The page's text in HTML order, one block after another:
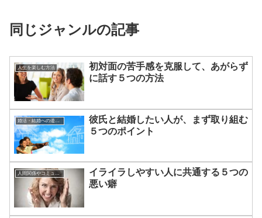
同じジャンルの記事
人生を楽しむ方法
初対面の苦手感を克服して、あがらず
に話す５つの方法
婚活・結婚への道のり
彼氏と結婚したい人が、まず取り組む
５つのポイント
人間関係やコミュニケーションの術
イライラしやすい人に共通する５つの
悪い癖